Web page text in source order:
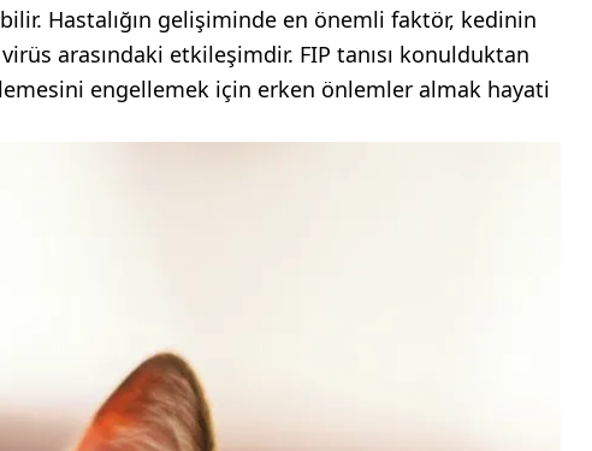
Hastalığın gelişiminde en önemli faktör, kedinin
arasındaki etkileşimdir. FIP tanısı konulduktan
engellemek için erken önlemler almak hayati